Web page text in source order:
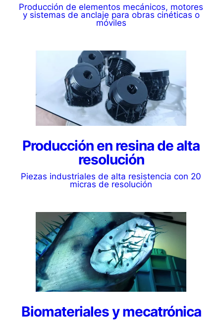
Producción de elementos mecánicos, motores
y sistemas de anclaje para obras cinéticas o
móviles
Producción en resina de alta
resolución
Piezas industriales de alta resistencia con 20
micras de resolución
Biomateriales y mecatrónica